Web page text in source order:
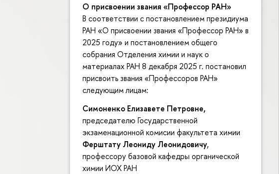
О присвоении звания «Профессор РАН»
соответствии с постановлением президиума
РАН «О присвоении звания «Профессор РАН»
2025 году» и постановлением общего
собрания Отделения химии и наук о
материалах РАН 8 декабря 2025 г. постановил
присвоить звания «Профессоров РАН»
следующим лицам:
Симоненко Елизавете Петровне,
председателю Государственной
экзаменационной комисии факультета химии
Ферштату Леониду Леонидовичу,
профессору базовой кафедры органической
химии ИОХ РАН